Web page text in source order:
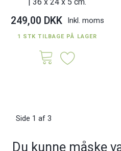
249,00 DKK Inkl. moms
1 STK TILBAGE PÅ LAGER
Side 1 af 3
Du kunne måske